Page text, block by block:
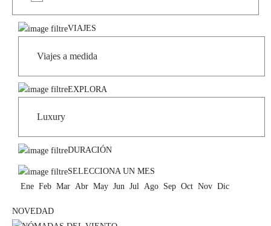
VIAJES
EXPLORA
DURACIÓN
SELECCIONA UN MES
Ene Feb Mar Abr May Jun Jul Ago Sep Oct Nov Dic
NOVEDAD